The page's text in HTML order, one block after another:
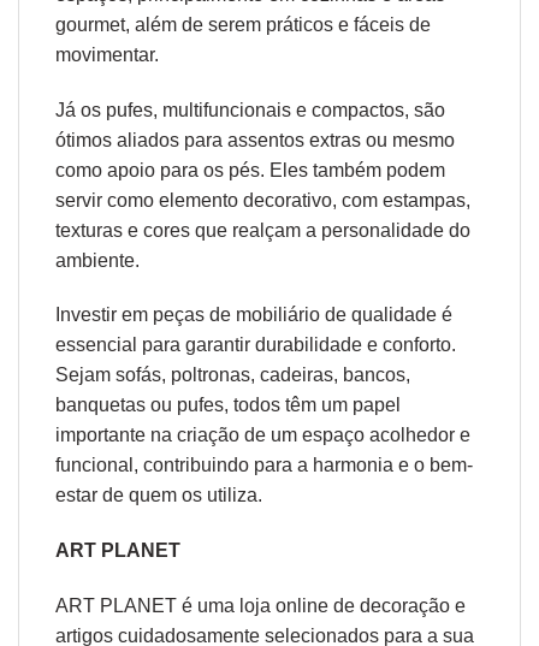
gourmet, além de serem práticos e fáceis de
movimentar.
Já os pufes, multifuncionais e compactos, são
ótimos aliados para assentos extras ou mesmo
como apoio para os pés. Eles também podem
servir como elemento decorativo, com estampas,
texturas e cores que realçam a personalidade do
ambiente.
Investir em peças de mobiliário de qualidade é
essencial para garantir durabilidade e conforto.
Sejam sofás, poltronas, cadeiras, bancos,
banquetas ou pufes, todos têm um papel
importante na criação de um espaço acolhedor e
funcional, contribuindo para a harmonia e o bem-
estar de quem os utiliza.
ART PLANET
ART PLANET é uma loja online de decoração e
artigos cuidadosamente selecionados para a sua